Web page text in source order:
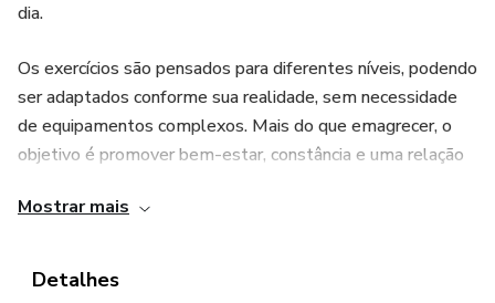
dia.
Os exercícios são pensados para diferentes níveis, podendo
ser adaptados conforme sua realidade, sem necessidade
de equipamentos complexos. Mais do que emagrecer, o
objetivo é promover bem-estar, constância e uma relação
você começa a sentir mais energia, mais controle da rotina
Mostrar mais
Detalhes